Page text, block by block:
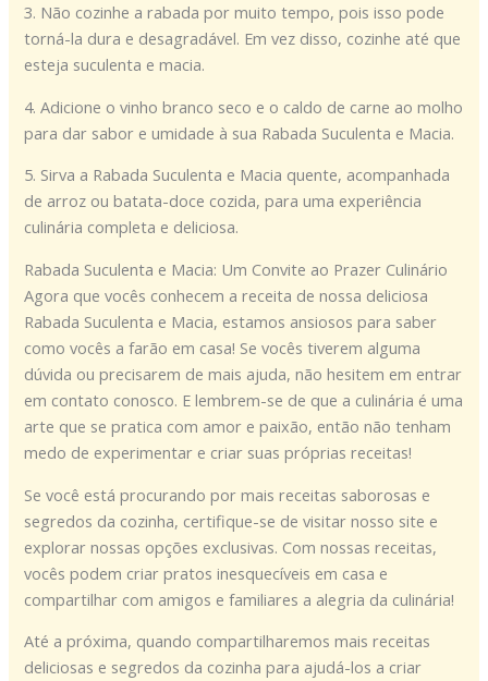
3. Não cozinhe a rabada por muito tempo, pois isso pode
torná-la dura e desagradável. Em vez disso, cozinhe até que
esteja suculenta e macia.
4. Adicione o vinho branco seco e o caldo de carne ao molho
para dar sabor e umidade à sua Rabada Suculenta e Macia.
5. Sirva a Rabada Suculenta e Macia quente, acompanhada
de arroz ou batata-doce cozida, para uma experiência
culinária completa e deliciosa.
Rabada Suculenta e Macia: Um Convite ao Prazer Culinário
Agora que vocês conhecem a receita de nossa deliciosa
Rabada Suculenta e Macia, estamos ansiosos para saber
como vocês a farão em casa! Se vocês tiverem alguma
dúvida ou precisarem de mais ajuda, não hesitem em entrar
em contato conosco. E lembrem-se de que a culinária é uma
arte que se pratica com amor e paixão, então não tenham
medo de experimentar e criar suas próprias receitas!
Se você está procurando por mais receitas saborosas e
segredos da cozinha, certifique-se de visitar nosso site e
explorar nossas opções exclusivas. Com nossas receitas,
vocês podem criar pratos inesquecíveis em casa e
compartilhar com amigos e familiares a alegria da culinária!
Até a próxima, quando compartilharemos mais receitas
deliciosas e segredos da cozinha para ajudá-los a criar